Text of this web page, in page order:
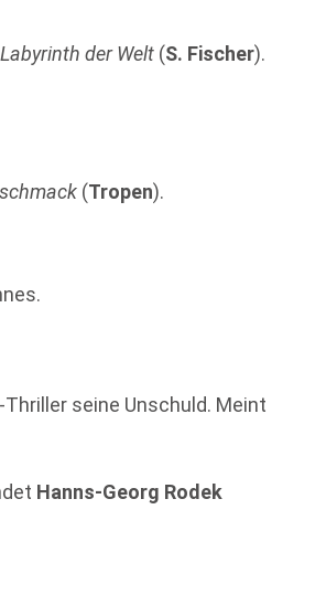
der Welt (S. Fischer).
(Tropen).
seine Unschuld. Meint
Hanns-Georg Rodek